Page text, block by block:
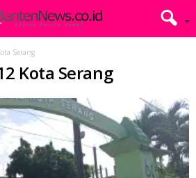
Serang
Kota Serang